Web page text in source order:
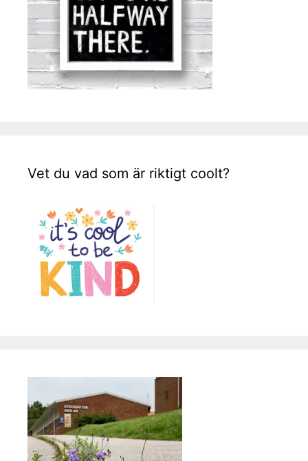
Vet du vad som är riktigt coolt?